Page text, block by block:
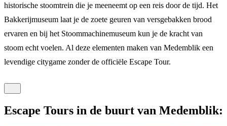
historische stoomtrein die je meeneemt op een reis door de tijd. Het
Bakkerijmuseum laat je de zoete geuren van versgebakken brood
ervaren en bij het Stoommachinemuseum kun je de kracht van
stoom echt voelen. Al deze elementen maken van Medemblik een
levendige citygame zonder de officiële Escape Tour.
Escape Tours in de buurt van Medemblik: